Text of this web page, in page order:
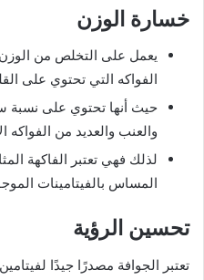
خسارة الوزن
يعمل على التخلص من الوزن
الفواكه التي تحتوي على
حيث أنها تحتوي على نسبة
والعنب والعديد من الفواكه
لذلك فهي تعتبر الفاكهة
المساس بالفيتامينات
تحسين الرؤية
تعتبر الجوافة مصدرًا جيدًا